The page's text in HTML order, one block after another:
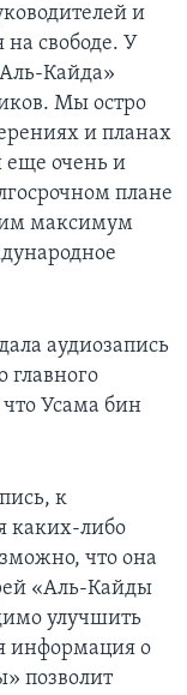
и
свободе. У
Кайда»
Мы остро
и планах
еще очень и
плане
максимум
аудиозапись
главного
что Усама бин
к
каких-либо
что она
«Аль-Кайды
улучшить
информация о
позволит